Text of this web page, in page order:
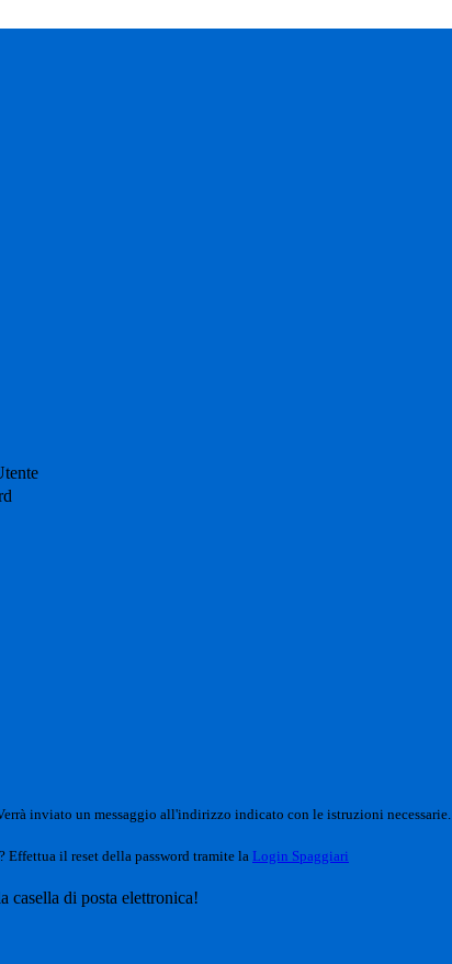
inviato un messaggio all'indirizzo indicato con le istruzioni necessarie.
Effettua il reset della password tramite la Login Spaggiari
casella di posta elettronica!